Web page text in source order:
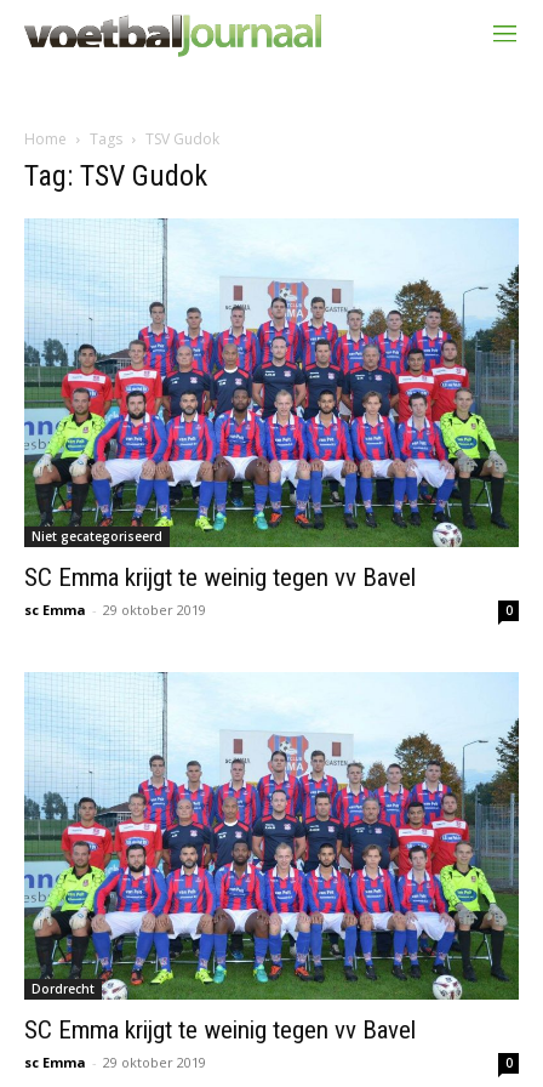
Home Tags TSV Gudok
Tag: TSV Gudok
Niet gecategoriseerd
SC Emma krijgt te weinig tegen vv Bavel
sc Emma - 29 oktober 2019 0
Dordrecht
SC Emma krijgt te weinig tegen vv Bavel
sc Emma - 29 oktober 2019 0